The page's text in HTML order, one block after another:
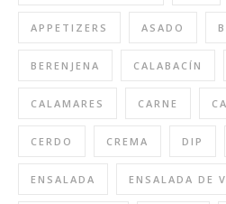
APPETIZERS ASADO
BERENJENA CALABACÍN
CALAMARES CARNE
CERDO CREMA DIP
ENSALADA ENSALADA DE